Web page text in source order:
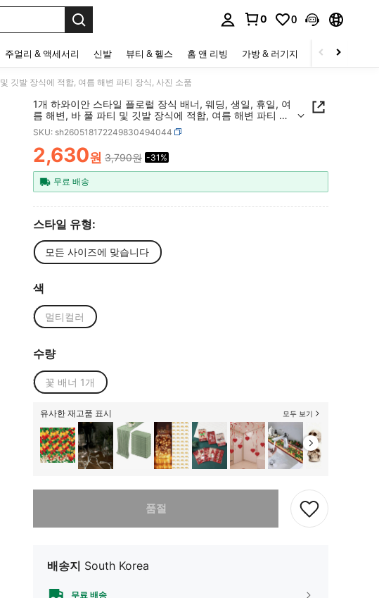
0 0
주얼리 & 액세서리 신발 뷰티 & 헬스 홈 앤 리빙 가방 & 러기지 스포츠 & 아웃
깃발 장식에 적합, 여름 해변 파티 장식, 사진 소품
1개 하와이안 스타일 플로럴 장식 배너, 웨딩, 생일, 휴일, 여
름 해변, 바 풀 파티 및 깃발 장식에 적합, 여름 해변 파티 장
식, 사진 소품
SKU: sh260518172249830494044
PRICE AND AVAILABILITY
2,630원 3,790원 -31%
무료 배송
스타일 유형:
모든 사이즈에 맞습니다
색
멀티컬러
수량
꽃 배너 1개
유사한 재고품 표시 모두 보기
품절
죄송합니다. 이 상품은 품절되었습니다.
배송지 South Korea
무료 배송